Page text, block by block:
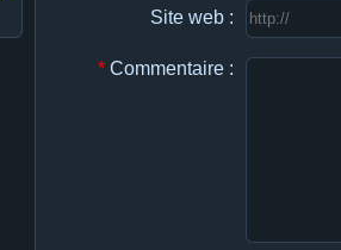
Site web :
* Commentaire :